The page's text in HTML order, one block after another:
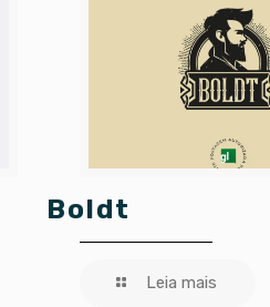
Boldt
Leia mais